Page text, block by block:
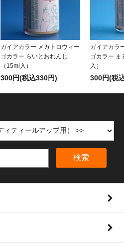
ガイアカラー メカトロウィー
ゴカラー らいとおれんじ
（15ml入）
300円(税込330円)
ガイアカラ
ゴカラー ま
入）
300円(税
検索